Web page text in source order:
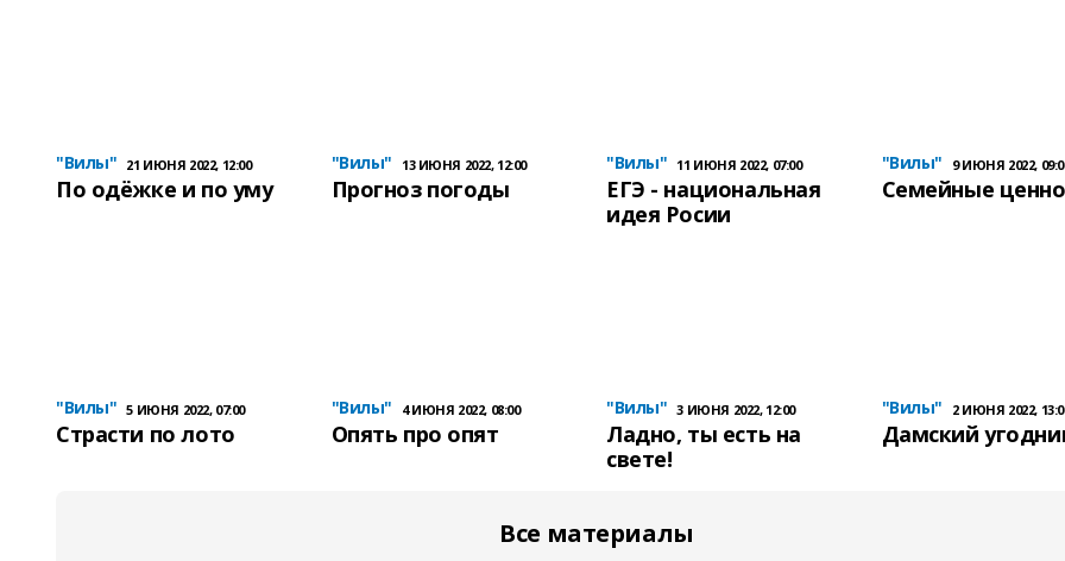
"Вилы" 21 ИЮНЯ 2022, 12:00
По одёжке и по уму
"Вилы" 13 ИЮНЯ 2022, 12:00
Прогноз погоды
"Вилы" 11 ИЮНЯ 2022, 07:00
ЕГЭ - национальная
идея Росии
"Вилы" 9 ИЮНЯ 2022,
Семейные
"Вилы" 5 ИЮНЯ 2022, 07:00
Страсти по лото
"Вилы" 4 ИЮНЯ 2022, 08:00
Опять про опят
"Вилы" 3 ИЮНЯ 2022, 12:00
Ладно, ты есть на
свете!
"Вилы" 2 ИЮНЯ 2022,
Дамский
Все материалы